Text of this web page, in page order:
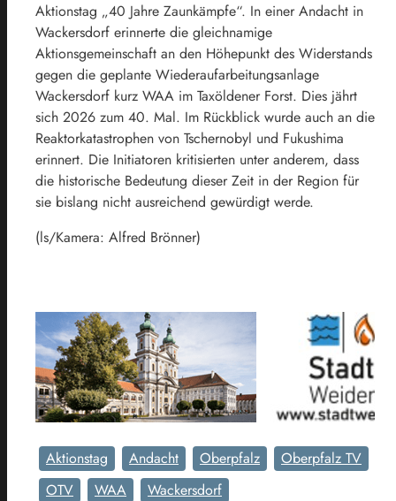
Aktionstag „40 Jahre Zaunkämpfe“. In einer Andacht in
Wackersdorf erinnerte die gleichnamige
Aktionsgemeinschaft an den Höhepunkt des Widerstands
gegen die geplante Wiederaufarbeitungsanlage
Wackersdorf kurz WAA im Taxöldener Forst. Dies jährt
sich 2026 zum 40. Mal. Im Rückblick wurde auch an die
Reaktorkatastrophen von Tschernobyl und Fukushima
erinnert. Die Initiatoren kritisierten unter anderem, dass
die historische Bedeutung dieser Zeit in der Region für
sie bislang nicht ausreichend gewürdigt werde.
(ls/Kamera: Alfred Brönner)
Aktionstag Andacht Oberpfalz
Oberpfalz TV
OTV
WAA
Wackersdorf